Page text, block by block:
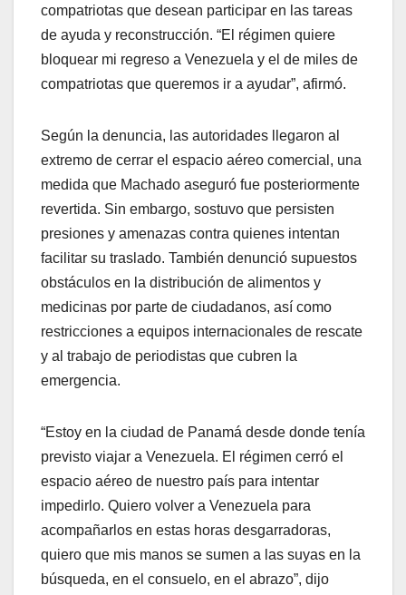
compatriotas que desean participar en las tareas
de ayuda y reconstrucción. “El régimen quiere
bloquear mi regreso a Venezuela y el de miles de
compatriotas que queremos ir a ayudar”, afirmó.
Según la denuncia, las autoridades llegaron al
extremo de cerrar el espacio aéreo comercial, una
medida que Machado aseguró fue posteriormente
revertida. Sin embargo, sostuvo que persisten
presiones y amenazas contra quienes intentan
facilitar su traslado. También denunció supuestos
obstáculos en la distribución de alimentos y
medicinas por parte de ciudadanos, así como
restricciones a equipos internacionales de rescate
y al trabajo de periodistas que cubren la
emergencia.
“Estoy en la ciudad de Panamá desde donde tenía
previsto viajar a Venezuela. El régimen cerró el
espacio aéreo de nuestro país para intentar
impedirlo. Quiero volver a Venezuela para
acompañarlos en estas horas desgarradoras,
quiero que mis manos se sumen a las suyas en la
búsqueda, en el consuelo, en el abrazo”, dijo